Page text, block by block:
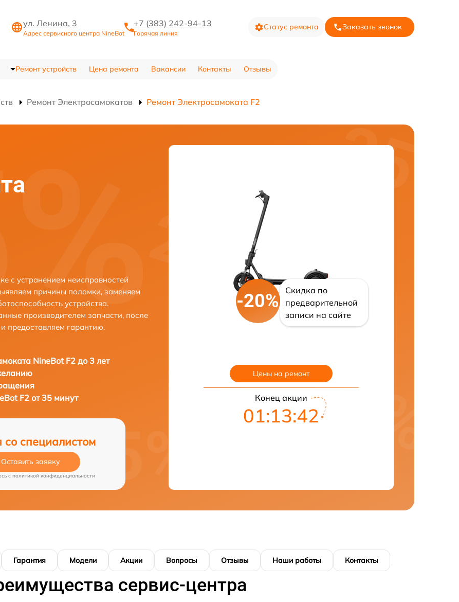
ул. Ленина, 3
Адрес сервисного центра NineBot
+7 (383) 242-94-13
Горячая линия
Статус ремонта Заказать звонок
Ремонт устройств Цена ремонта Вакансии Контакты Отзывы
Ремонт Электросамокатов Ремонт Электросамоката F2
с устранением неисправностей
причины поломки, заменяем
устройства.
производителем запчасти, после
предоставляем гарантию.
NineBot F2 до 3 лет
F2 от 35 минут
со специалистом
Оставить заявку
c политикой конфиденциальности
-20%
Скидка по
предварительной
записи на сайте
Цены на ремонт
Конец акции
01:13:42
Гарантия Модели Акции Вопросы Отзывы Наши работы Контакты
сервис-центра